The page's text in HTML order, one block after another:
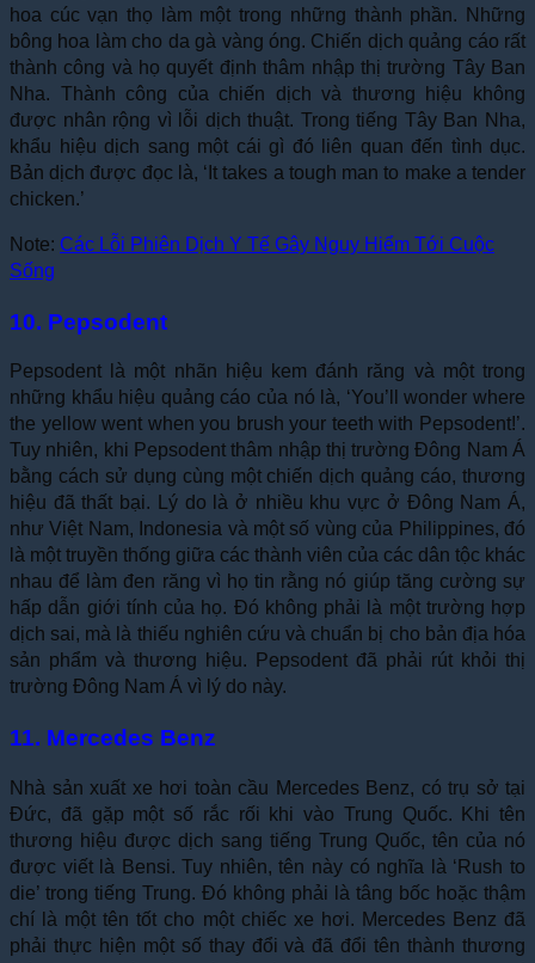
hoa cúc vạn thọ làm một trong những thành phần. Những
bông hoa làm cho da gà vàng óng. Chiến dịch quảng cáo rất
thành công và họ quyết định thâm nhập thị trường Tây Ban
Nha. Thành công của chiến dịch và thương hiệu không
được nhân rộng vì lỗi dịch thuật. Trong tiếng Tây Ban Nha,
khẩu hiệu dịch sang một cái gì đó liên quan đến tình dục.
Bản dịch được đọc là, ‘It takes a tough man to make a tender
chicken.’
Note: Các Lỗi Phiên Dịch Y Tế Gây Nguy Hiểm Tới Cuộc
Sống
10. Pepsodent
Pepsodent là một nhãn hiệu kem đánh răng và một trong
những khẩu hiệu quảng cáo của nó là, ‘You’ll wonder where
the yellow went when you brush your teeth with Pepsodent!’.
Tuy nhiên, khi Pepsodent thâm nhập thị trường Đông Nam Á
bằng cách sử dụng cùng một chiến dịch quảng cáo, thương
hiệu đã thất bại. Lý do là ở nhiều khu vực ở Đông Nam Á,
như Việt Nam, Indonesia và một số vùng của Philippines, đó
là một truyền thống giữa các thành viên của các dân tộc khác
nhau để làm đen răng vì họ tin rằng nó giúp tăng cường sự
hấp dẫn giới tính của họ. Đó không phải là một trường hợp
dịch sai, mà là thiếu nghiên cứu và chuẩn bị cho bản địa hóa
sản phẩm và thương hiệu. Pepsodent đã phải rút khỏi thị
trường Đông Nam Á vì lý do này.
11. Mercedes Benz
Nhà sản xuất xe hơi toàn cầu Mercedes Benz, có trụ sở tại
Đức, đã gặp một số rắc rối khi vào Trung Quốc. Khi tên
thương hiệu được dịch sang tiếng Trung Quốc, tên của nó
được viết là Bensi. Tuy nhiên, tên này có nghĩa là ‘Rush to
die’ trong tiếng Trung. Đó không phải là tâng bốc hoặc thậm
chí là một tên tốt cho một chiếc xe hơi. Mercedes Benz đã
phải thực hiện một số thay đổi và đã đổi tên thành thương